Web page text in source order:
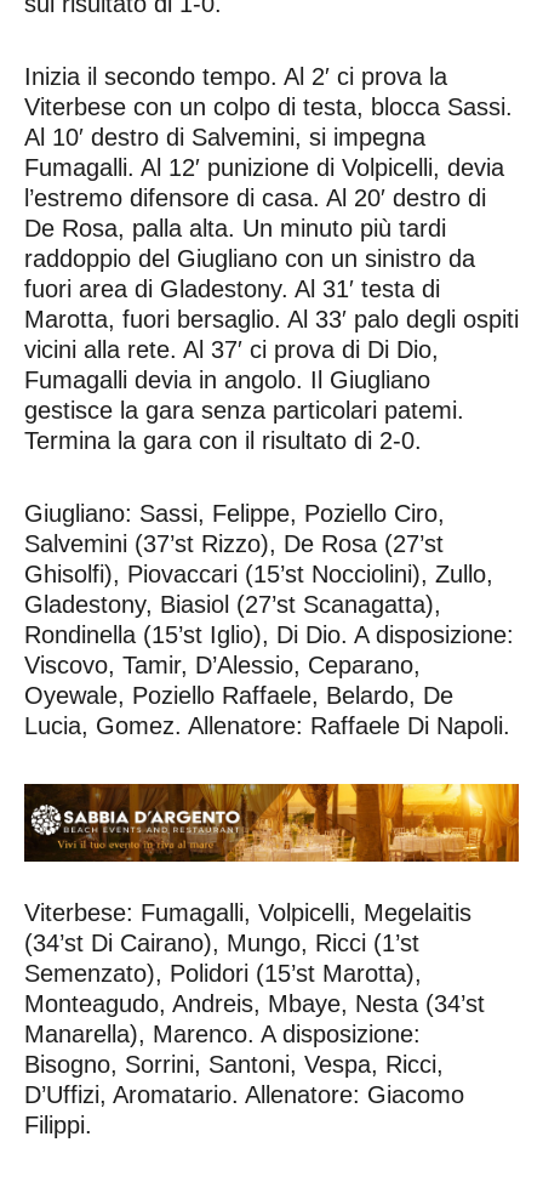
Inizia il secondo tempo. Al 2′ ci prova la
Viterbese con un colpo di testa, blocca Sassi.
Al 10′ destro di Salvemini, si impegna
Fumagalli. Al 12′ punizione di Volpicelli, devia
l’estremo difensore di casa. Al 20′ destro di
De Rosa, palla alta. Un minuto più tardi
raddoppio del Giugliano con un sinistro da
fuori area di Gladestony. Al 31′ testa di
Marotta, fuori bersaglio. Al 33′ palo degli ospiti
vicini alla rete. Al 37′ ci prova di Di Dio,
Fumagalli devia in angolo. Il Giugliano
gestisce la gara senza particolari patemi.
Termina la gara con il risultato di 2-0.
Giugliano: Sassi, Felippe, Poziello Ciro,
Salvemini (37’st Rizzo), De Rosa (27’st
Ghisolfi), Piovaccari (15’st Nocciolini), Zullo,
Gladestony, Biasiol (27’st Scanagatta),
Rondinella (15’st Iglio), Di Dio. A disposizione:
Viscovo, Tamir, D’Alessio, Ceparano,
Oyewale, Poziello Raffaele, Belardo, De
Lucia, Gomez. Allenatore: Raffaele Di Napoli.
Viterbese: Fumagalli, Volpicelli, Megelaitis
(34’st Di Cairano), Mungo, Ricci (1’st
Semenzato), Polidori (15’st Marotta),
Monteagudo, Andreis, Mbaye, Nesta (34’st
Manarella), Marenco. A disposizione:
Bisogno, Sorrini, Santoni, Vespa, Ricci,
D’Uffizi, Aromatario. Allenatore: Giacomo
Filippi.